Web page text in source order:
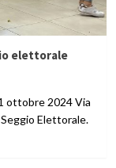
elettorale
ottobre 2024 Via
Elettorale.